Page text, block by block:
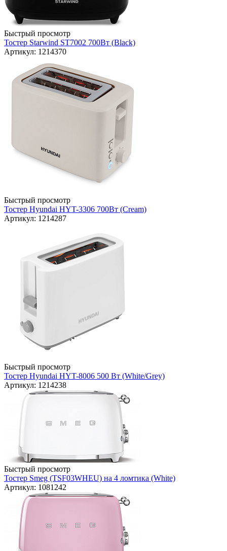
Быстрый просмотр
Тостер Starwind ST7002 700Вт (Black)
Артикул: 1214370
Быстрый просмотр
Тостер Hyundai HYT-3306 700Вт (Cream)
Артикул: 1214287
Быстрый просмотр
Тостер Hyundai HYT-8006 500 Вт (White/Grey)
Артикул: 1214238
Быстрый просмотр
Тостер Smeg (TSF03WHEU) на 4 ломтика (White)
Артикул: 1081242